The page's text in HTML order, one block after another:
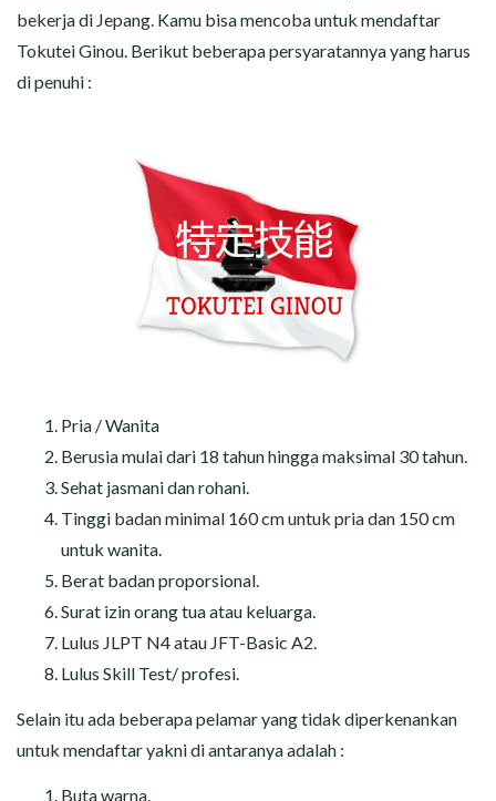
bekerja di Jepang. Kamu bisa mencoba untuk mendaftar
Tokutei Ginou. Berikut beberapa persyaratannya yang harus
di penuhi :
Pria / Wanita
Berusia mulai dari 18 tahun hingga maksimal 30 tahun.
Sehat jasmani dan rohani.
Tinggi badan minimal 160 cm untuk pria dan 150 cm
untuk wanita.
Berat badan proporsional.
Surat izin orang tua atau keluarga.
Lulus JLPT N4 atau JFT-Basic A2.
Lulus Skill Test/ profesi.
Selain itu ada beberapa pelamar yang tidak diperkenankan
untuk mendaftar yakni di antaranya adalah :
Buta warna.